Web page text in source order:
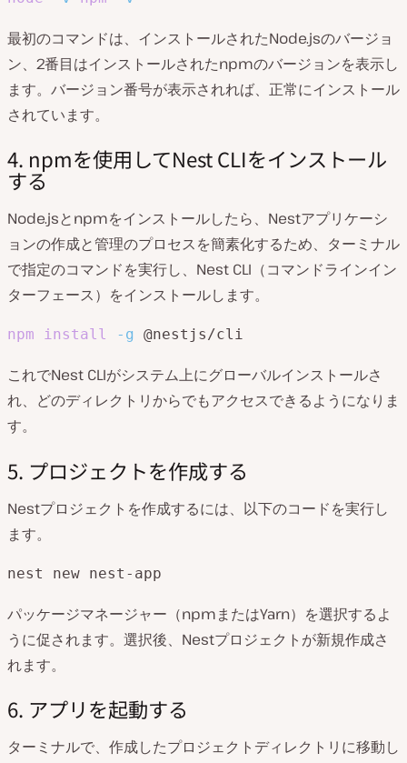
最初のコマンドは、インストールされたNode.jsのバージョ
ン、2番目はインストールされたnpmのバージョンを表示し
ます。バージョン番号が表示されれば、正常にインストール
されています。
4. npmを使用してNest CLIをインストール
する
Node.jsとnpmをインストールしたら、Nestアプリケーシ
ョンの作成と管理のプロセスを簡素化するため、ターミナル
で指定のコマンドを実行し、Nest CLI（コマンドラインイン
ターフェース）をインストールします。
npm install -g @nestjs/cli
これでNest CLIがシステム上にグローバルインストールさ
れ、どのディレクトリからでもアクセスできるようになりま
す。
5. プロジェクトを作成する
Nestプロジェクトを作成するには、以下のコードを実行し
ます。
nest new nest-app
パッケージマネージャー（npmまたはYarn）を選択するよ
うに促されます。選択後、Nestプロジェクトが新規作成さ
れます。
6. アプリを起動する
ターミナルで、作成したプロジェクトディレクトリに移動し